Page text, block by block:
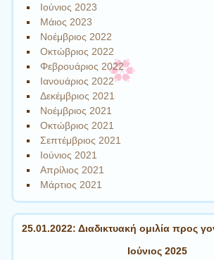
Ιούνιος 2023
Μάιος 2023
Νοέμβριος 2022
Οκτώβριος 2022
Φεβρουάριος 2022
Ιανουάριος 2022
Δεκέμβριος 2021
Νοέμβριος 2021
Οκτώβριος 2021
Σεπτέμβριος 2021
Ιούνιος 2021
Απρίλιος 2021
Μάρτιος 2021
25.01.2022: Διαδικτυακή ομιλία προς
Ιούνιος 2025